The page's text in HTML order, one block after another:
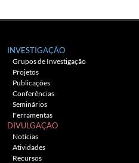
INVESTIGAÇÃO
Grupos de Investigação
Projetos
Publicações
Conferências
Seminários
Ferramentas
DIVULGAÇÃO
Notícias
Atividades
Recursos